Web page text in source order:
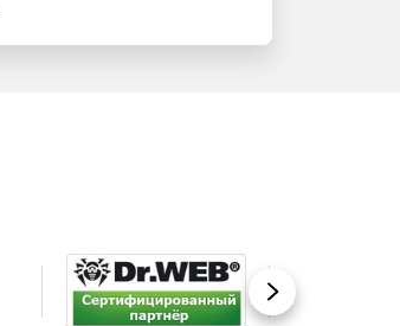
Вперед